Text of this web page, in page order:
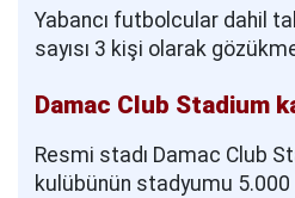
Yabancı futbolcular dahil
sayısı 3 kişi olarak
Damac Club Stadium
Resmi stadı Damac Club
kulübünün stadyumu